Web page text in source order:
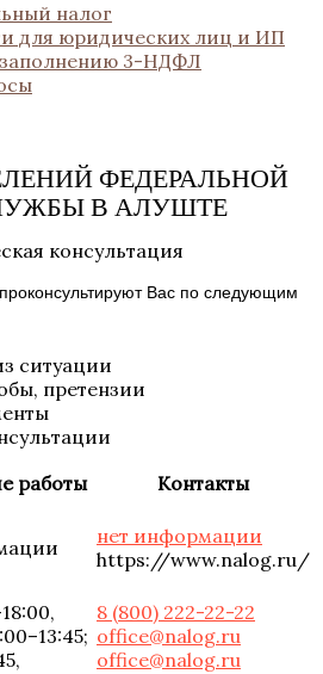
налог
для юридических лиц и ИП
3-НДФЛ
ФЕДЕРАЛЬНОЙ
В АЛУШТЕ
консультация
Вас по следующим
ситуации
претензии
работы
Контакты
нет информации
https://www.nalog.ru/
8 (800) 222-22-22
office@nalog.ru
office@nalog.ru